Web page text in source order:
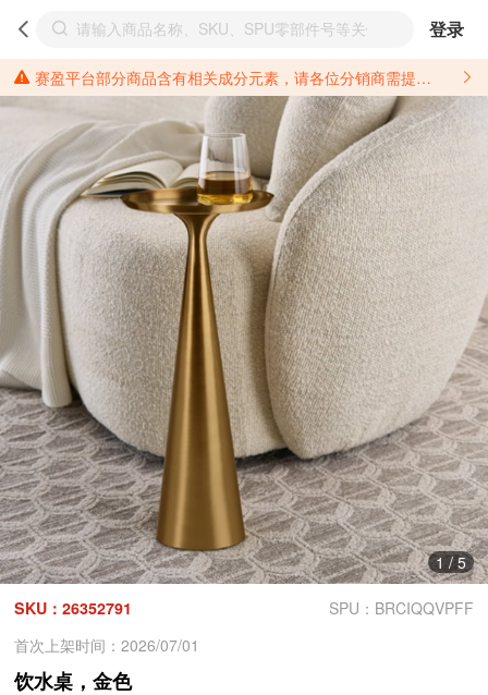
登录
赛盈平台部分商品含有相关成分元素，请各位分销商需提前了解产品材质情况，并针对其做好相关的风险把控，以免造成不必要的损失。 *美国加州65法案进一步规定了对于仅包含致癌物质，仅包含致生殖毒性物质，同时包含致癌物质和致生殖毒性物质，亦或是包含某一物质即为致癌物质又为致生殖毒性物质的产品的警示标语要求。 *新法案提供的警示标语修订并不是强制实施的，其只是避免昂贵诉讼的一种有效的方法。只要企业在保证其使用的另外的警示标语是“清晰和合理”并符合加州65法案要求的，那也是可以被接受的。*请充分了解第三方销售平台对商品上架规要求，并根据对应平台规则调整相关商品信息后进行上架，以免造成您不必要损失。 汽配产品上架注意事项： 不同第三方平台对于适配车型等信息的填写要求各有不同。例如：亚马逊明确禁止在产品标题、卖点和描述中直接使用适配车型的年份、品牌和型号信息；请您仔细研究并熟悉所销售平台关于汽配产品上架销售的具体规则，如果因上架的汽配产品信息填写不符合所销售平台要求，产生违规/侵权等问题所造成的损失需您自行承担。
1 / 5
SKU：26352791
SPU：BRCIQQVPFF
首次上架时间：2026/07/01
饮水桌，金色